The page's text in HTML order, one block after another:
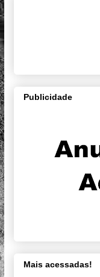
Publicidade
Mais acessadas!